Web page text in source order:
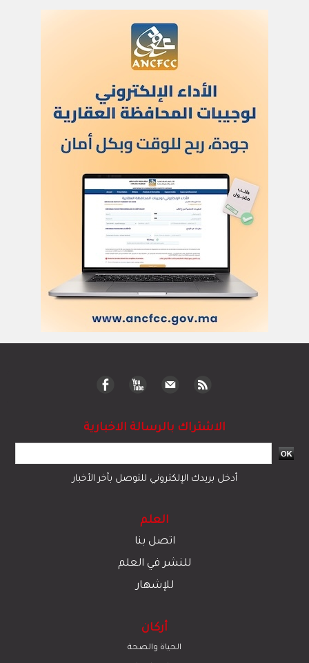
الاشتراك بالرسالة الاخبارية
أدخل بريدك الإلكتروني للتوصل بآخر الأخبار
العلم
اتصل بنا
للنشر في العلم
للإشهار
أركان
الحياة والصحة